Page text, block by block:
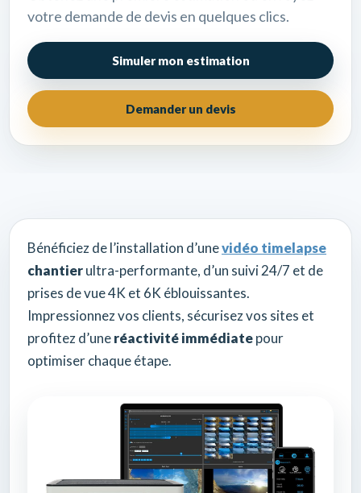
votre demande de devis en quelques clics.
Simuler mon estimation
Demander un devis
Bénéficiez de l’installation d’unevidéo timelapse
chantierultra-performante, d’un suivi 24/7 et de
prises de vue 4K et 6K éblouissantes.
Impressionnez vos clients, sécurisez vos sites et
profitez d’uneréactivité immédiatepour
optimiser chaque étape.